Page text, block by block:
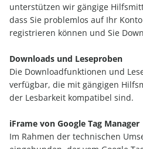
unterstützen wir gängige
dass Sie problemlos auf Ihr
registrieren können und Sie
Downloads und Leseproben
Die Downloadfunktionen und
verfügbar, die mit gängigen
der Lesbarkeit kompatibel sind.
iFrame von Google Tag Manager
Im Rahmen der technischen